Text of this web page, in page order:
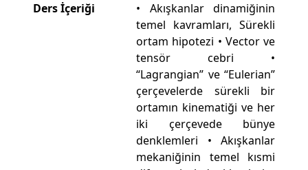
Ders İçeriği
• Akışkanlar dinamiğinin
temel kavramları, Sürekli
ortam hipotezi • Vector ve
tensör cebri •
“Lagrangian” ve “Eulerian”
çerçevelerde sürekli bir
ortamın kinematiği ve her
iki çerçevede bünye
denklemleri • Akışkanlar
mekaniğinin temel kısmi